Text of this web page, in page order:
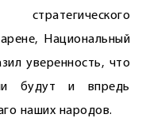
Национальный
уверенность, что
будут и впредь
наших народов.